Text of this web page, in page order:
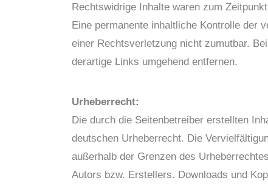
Rechtswidrige Inhalte waren zum
Eine permanente inhaltliche Kontrolle der
einer Rechtsverletzung nicht zumutbar.
derartige Links umgehend entfernen.
Urheberrecht:
Die durch die Seitenbetreiber erstellten
deutschen Urheberrecht. Die
außerhalb der Grenzen des
Autors bzw. Erstellers. Downloads und